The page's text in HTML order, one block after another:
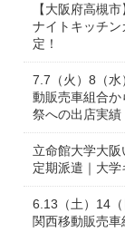
【大阪府高槻
ナイトキッチ
定！
7.7（火）8（水
動販売車組合
祭への出店実績
立命館大学大
定期派遣｜大
6.13（土）14
関西移動販売